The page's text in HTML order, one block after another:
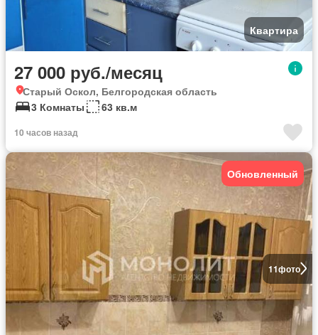
Квартира
27 000 руб./месяц
Старый Оскол, Белгородская область
3 Комнаты
63 кв.м
10 часов назад
11фото
Обновленный